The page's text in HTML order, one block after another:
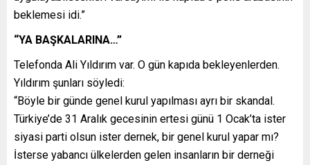
beklemesi idi.”
“YA BAŞKALARINA…”
Telefonda Ali Yıldırım var. O gün kapıda bekleyenlerden.
Yıldırım şunları söyledi:
“Böyle bir günde genel kurul yapılması ayrı bir skandal.
Türkiye’de 31 Aralık gecesinin ertesi günü 1 Ocak’ta ister
siyasi parti olsun ister dernek, bir genel kurul yapar mı?
İsterse yabancı ülkelerden gelen insanların bir derneği